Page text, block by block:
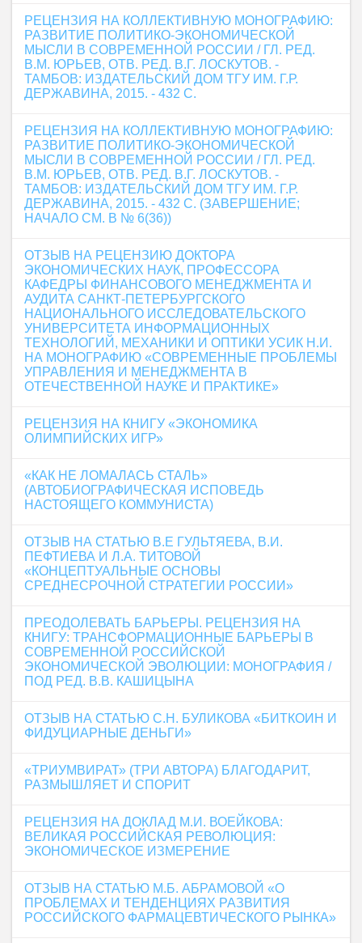
РЕЦЕНЗИЯ НА КОЛЛЕКТИВНУЮ МОНОГРАФИЮ:
РАЗВИТИЕ ПОЛИТИКО-ЭКОНОМИЧЕСКОЙ
МЫСЛИ В СОВРЕМЕННОЙ РОССИИ / ГЛ. РЕД.
В.М. ЮРЬЕВ, ОТВ. РЕД. В.Г. ЛОСКУТОВ. -
ТАМБОВ: ИЗДАТЕЛЬСКИЙ ДОМ ТГУ ИМ. Г.Р.
ДЕРЖАВИНА, 2015. - 432 С.
РЕЦЕНЗИЯ НА КОЛЛЕКТИВНУЮ МОНОГРАФИЮ:
РАЗВИТИЕ ПОЛИТИКО-ЭКОНОМИЧЕСКОЙ
МЫСЛИ В СОВРЕМЕННОЙ РОССИИ / ГЛ. РЕД.
В.М. ЮРЬЕВ, ОТВ. РЕД. В.Г. ЛОСКУТОВ. -
ТАМБОВ: ИЗДАТЕЛЬСКИЙ ДОМ ТГУ ИМ. Г.Р.
ДЕРЖАВИНА, 2015. - 432 С. (ЗАВЕРШЕНИЕ;
НАЧАЛО СМ. В № 6(36))
ОТЗЫВ НА РЕЦЕНЗИЮ ДОКТОРА
ЭКОНОМИЧЕСКИХ НАУК, ПРОФЕССОРА
КАФЕДРЫ ФИНАНСОВОГО МЕНЕДЖМЕНТА И
АУДИТА САНКТ-ПЕТЕРБУРГСКОГО
НАЦИОНАЛЬНОГО ИССЛЕДОВАТЕЛЬСКОГО
УНИВЕРСИТЕТА ИНФОРМАЦИОННЫХ
ТЕХНОЛОГИЙ, МЕХАНИКИ И ОПТИКИ УСИК Н.И.
НА МОНОГРАФИЮ «СОВРЕМЕННЫЕ ПРОБЛЕМЫ
УПРАВЛЕНИЯ И МЕНЕДЖМЕНТА В
ОТЕЧЕСТВЕННОЙ НАУКЕ И ПРАКТИКЕ»
РЕЦЕНЗИЯ НА КНИГУ «ЭКОНОМИКА
ОЛИМПИЙСКИХ ИГР»
«КАК НЕ ЛОМАЛАСЬ СТАЛЬ»
(АВТОБИОГРАФИЧЕСКАЯ ИСПОВЕДЬ
НАСТОЯЩЕГО КОММУНИСТА)
ОТЗЫВ НА СТАТЬЮ В.Е ГУЛЬТЯЕВА, В.И.
ПЕФТИЕВА И Л.А. ТИТОВОЙ
«КОНЦЕПТУАЛЬНЫЕ ОСНОВЫ
СРЕДНЕСРОЧНОЙ СТРАТЕГИИ РОССИИ»
ПРЕОДОЛЕВАТЬ БАРЬЕРЫ. РЕЦЕНЗИЯ НА
КНИГУ: ТРАНСФОРМАЦИОННЫЕ БАРЬЕРЫ В
СОВРЕМЕННОЙ РОССИЙСКОЙ
ЭКОНОМИЧЕСКОЙ ЭВОЛЮЦИИ: МОНОГРАФИЯ /
ПОД РЕД. В.В. КАШИЦЫНА
ОТЗЫВ НА СТАТЬЮ С.Н. БУЛИКОВА «БИТКОИН И
ФИДУЦИАРНЫЕ ДЕНЬГИ»
«ТРИУМВИРАТ» (ТРИ АВТОРА) БЛАГОДАРИТ,
РАЗМЫШЛЯЕТ И СПОРИТ
РЕЦЕНЗИЯ НА ДОКЛАД М.И. ВОЕЙКОВА:
ВЕЛИКАЯ РОССИЙСКАЯ РЕВОЛЮЦИЯ:
ЭКОНОМИЧЕСКОЕ ИЗМЕРЕНИЕ
ОТЗЫВ НА СТАТЬЮ М.Б. АБРАМОВОЙ «О
ПРОБЛЕМАХ И ТЕНДЕНЦИЯХ РАЗВИТИЯ
РОССИЙСКОГО ФАРМАЦЕВТИЧЕСКОГО РЫНКА»